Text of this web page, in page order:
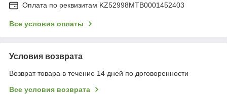
Оплата по реквизитам KZ52998MTB0001452403
Все условия оплаты
Условия возврата
Возврат товара в течение 14 дней по договоренности
Все условия возврата